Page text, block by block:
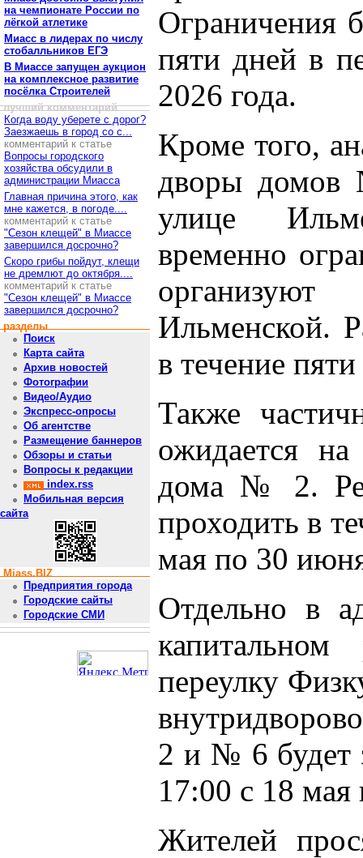
на чемпионате России по
лёгкой атлетике
Миасс в лидерах по числу
стобалльников ЕГЭ
В Миассе запущен аукцион
на комплексное развитие
посёлка Строителей
лучший комментарий
Когда воду уберете с дорог?
Заезжаешь в город со с...
комментарий к статье
Вопросы городского
хозяйства обсудили в
администрации Миасса
Главная причина этого, как
мне кажется, в погоде....
комментарий к статье
"Сезон клещей" в Миассе
завершился досрочно?
Скоро грибы пойдут, клещи
не дремлют до октября....
комментарий к статье
"Сезон клещей" в Миассе
завершился досрочно?
разделы
Поиск
Карта сайта
Архив новостей
Фотографии
Видео/Аудио
Экспресс-опросы
Об агентстве
Размещение баннеров
Обзоры и статьи
Вопросы к редакции
index.rss
Мобильная версия
сайта
Miass.BIZ
Предприятия города
Городские сайты
Городские СМИ
Ограничения
пяти дней в
2026 года.
Кроме того,
дворы
улице
временно
Ильменской.
в течение
Также
ожидается
дома № 2.
проходить в
мая по 30
Отдельно в
переулку
2 и № 6 будет
17:00 с 18
Жителей